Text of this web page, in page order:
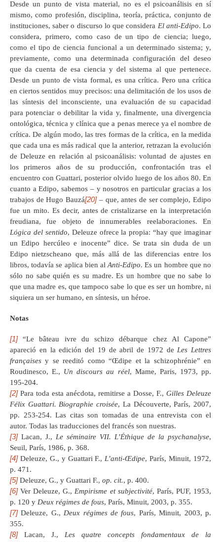
Desde un punto de vista material, no es el psicoanálisis en sí
mismo, como profesión, disciplina, teoría, práctica, conjunto de
instituciones, saber o discurso lo que considera El anti-Edipo. Lo
considera, primero, como caso de un tipo de ciencia; luego,
como el tipo de ciencia funcional a un determinado sistema; y,
previamente, como una determinada configuración del deseo
que da cuenta de esa ciencia y del sistema al que pertenece.
Desde un punto de vista formal, es una crítica. Pero una crítica
en ciertos sentidos muy precisos: una delimitación de los usos de
las síntesis del inconsciente, una evaluación de su capacidad
para potenciar o debilitar la vida y, finalmente, una divergencia
ontológica, técnica y clínica que a penas merece ya el nombre de
crítica. De algún modo, las tres formas de la crítica, en la medida
que cada una es más radical que la anterior, retrazan la evolución
de Deleuze en relación al psicoanálisis: voluntad de ajustes en
los primeros años de su producción, confrontación tras el
encuentro con Guattari, posterior olvido luego de los años 80. En
cuanto a Edipo, sabemos – y nosotros en particular gracias a los
trabajos de Hugo Bauzá[20]– que, antes de ser complejo, Edipo
fue un mito. Es decir, antes de cristalizarse en la interpretación
freudiana, fue objeto de innumerables reelaboraciones. En
Lógica del sentido, Deleuze ofrece la propia: “hay que imaginar
un Edipo hercúleo e inocente” dice. Se trata sin duda de un
Edipo nietzscheano que, más allá de las diferencias entre los
libros, todavía se aplica bien alAnti-Edipo. Es un hombre que no
sólo no sabe quién es su madre. Es un hombre que no sabe lo
que una madre es, que tampoco sabe lo que es ser un hombre, ni
siquiera un ser humano, en síntesis, un héroe.
Notas
[1]“Le bâteau ivre du schizo débarque chez Al Capone”
apareció en la edición del 19 de abril de 1972 de Les Lettres
françaises y se reeditó como “Œdipe et la schizophrénie” en
Roudinesco, E., Un discours au réel, Mame, Paris, 1973, pp.
195-204.
[2]Para toda esta anécdota, remitirse a Dosse, F., Gilles Deleuze
Félix Guattari. Biographie croisée, La Découverte, París, 2007,
pp. 253-254. Las citas son tomadas de una entrevista con el
autor. Todas las traducciones del francés son nuestras.
[3]Lacan, J., Le séminaire VII. L’Éthique de la psychanalyse,
Seuil, París, 1986, p. 368.
[4]Deleuze, G., y Guattari F., L’anti-Œdipe, París, Minuit, 1972,
p. 471.
[5]Deleuze, G., y Guattari F., op. cit., p. 400.
[6]Ver Deleuze, G., Empirisme et subjectivité, París, PUF, 1953,
p. 120 y Deux régimes de fous, París, Minuit, 2003, p. 355.
[7]Deleuze, G., Deux régimes de fous, París, Minuit, 2003, p.
355.
[8]Lacan, J., Les quatre concepts fondamentaux de la